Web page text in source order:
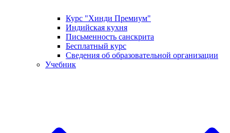
Курс "Хинди Премиум"
Индийская кухня
Письменность санскрита
Бесплатный курс
Сведения об образовательной организации
Учебник